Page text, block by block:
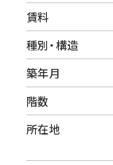
賃料
種別・構造
築年月
階数
所在地